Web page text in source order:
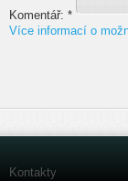
Komentář: *
Více informací o
Kontakty